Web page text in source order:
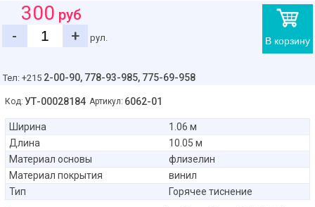
В корзину
300 руб
-
+ рул.
Тел: +215 2-00-90, 778-93-985, 775-69-958
Код: УТ-00028184 Артикул: 6062-01
Ширина
1.06 м
Длина
10.05 м
Материал основы
флизелин
Материал покрытия
винил
Тип
Горячее тиснение